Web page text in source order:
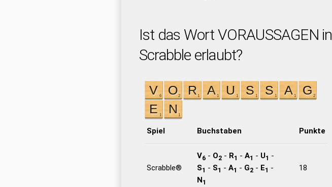
Ist das Wort VORAUSSAGEN in
Scrabble erlaubt?
Spiel Buchstaben Punkte
Scrabble®
V6- O2- R1 - A1 - U1 -
S1 - S1 - A1 - G2- E1 -
N1
18